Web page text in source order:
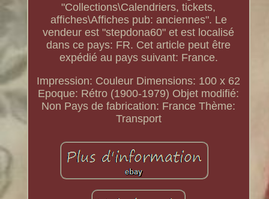
"Collections\Calendriers, tickets,
affiches\Affiches pub: anciennes". Le
vendeur est "stepdona60" et est localisé
dans ce pays: FR. Cet article peut être
expédié au pays suivant: France.
Impression: Couleur Dimensions: 100 x 62
Epoque: Rétro (1900-1979) Objet modifié:
Non Pays de fabrication: France Thème:
Transport